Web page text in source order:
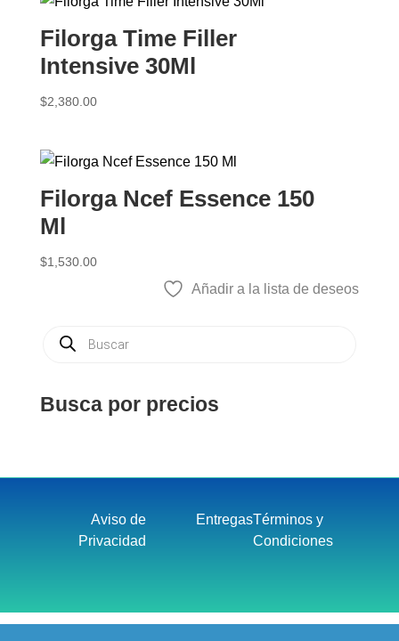
Añadir a la lista de deseos
Filorga Time Filler
Intensive 30Ml
$2,380.00
Filorga Ncef Essence 150
Ml
$1,530.00
Búsqueda
Busca por precios
Aviso de
Privacidad
EntregasTérminos y
Condiciones